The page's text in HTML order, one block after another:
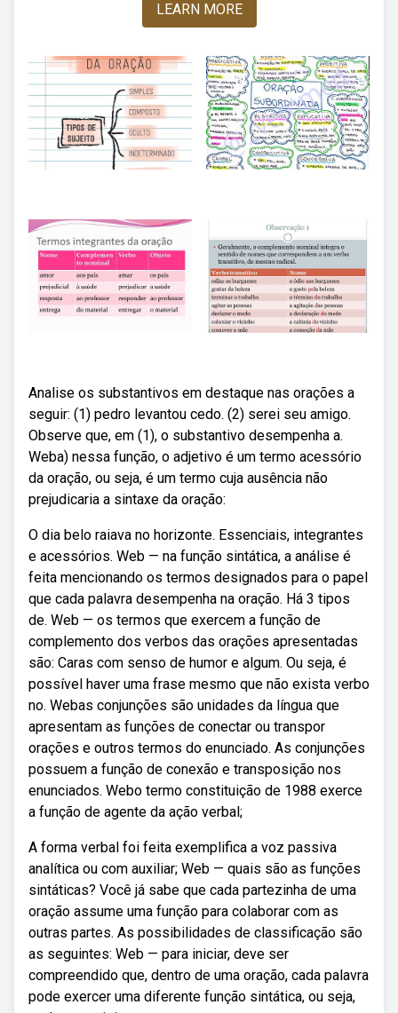
LEARN MORE
Analise os substantivos em destaque nas orações a
seguir: (1) pedro levantou cedo. (2) serei seu amigo.
Observe que, em (1), o substantivo desempenha a.
Weba) nessa função, o adjetivo é um termo acessório
da oração, ou seja, é um termo cuja ausência não
prejudicaria a sintaxe da oração:
O dia belo raiava no horizonte. Essenciais, integrantes
e acessórios. Web — na função sintática, a análise é
feita mencionando os termos designados para o papel
que cada palavra desempenha na oração. Há 3 tipos
de. Web — os termos que exercem a função de
complemento dos verbos das orações apresentadas
são: Caras com senso de humor e algum. Ou seja, é
possível haver uma frase mesmo que não exista verbo
no. Webas conjunções são unidades da língua que
apresentam as funções de conectar ou transpor
orações e outros termos do enunciado. As conjunções
possuem a função de conexão e transposição nos
enunciados. Webo termo constituição de 1988 exerce
a função de agente da ação verbal;
A forma verbal foi feita exemplifica a voz passiva
analítica ou com auxiliar; Web — quais são as funções
sintáticas? Você já sabe que cada partezinha de uma
oração assume uma função para colaborar com as
outras partes. As possibilidades de classificação são
as seguintes: Web — para iniciar, deve ser
compreendido que, dentro de uma oração, cada palavra
pode exercer uma diferente função sintática, ou seja,